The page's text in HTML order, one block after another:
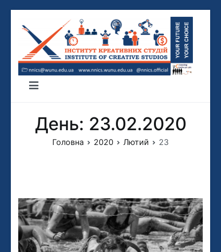
вмісту
ІНСТИТУТ КРЕАТИВНИХ СТУДІЙ
ННІКС
День: 23.02.2020
Головна 2020 Лютий 23